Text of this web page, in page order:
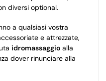
diversi optional.
a qualsiasi vostra
e attrezzate,
idromassaggio alla
dover rinunciare alla